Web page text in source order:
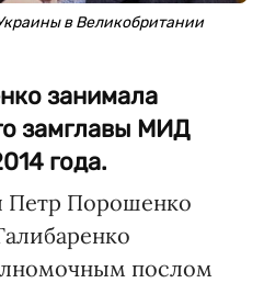
в Великобритании
занимала
замглавы МИД
года.
Петр Порошенко
послом